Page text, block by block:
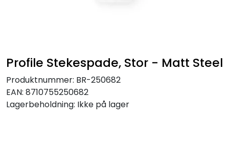
Profile Stekespade, Stor - Matt Steel
Produktnummer: BR-250682
EAN: 8710755250682
Lagerbeholdning: Ikke på lager